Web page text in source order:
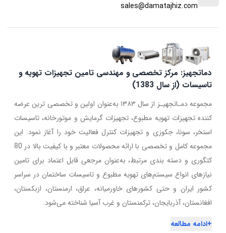
sales@damatajhiz.com
دماتجهیز: مرکز تخصصی و مهندسی تامین تجهیزات تهویه و
تاسیسات (از سال 1383)
مجموعه دمـاتجهیـز از سال ۱۳۸۳ به‌عنوان اولین و تخصصی ترین عرضه
کننده تجهیزات تهویه مطبوع، تجهیزات گرمایش و موتورخانه، تاسیسات
استخر، سونا، جکوزی و تجهیزات کنترل فعالیت خود را آغاز نمود. این
مجموعه کامل و تخصصی با ارائه محصولات معتبر و با کیفیت بالا در 80
کتگوری و دسته بندی مرتبط، به‌عنوان مرجعی قابل اعتماد برای تامین
نیازهای انواع سیستم‌های تهویه مطبوع و تاسیسات ساختمان در سراسر
کشور ایران و حتی کشورهای خاورمیانه، عراق، ارمنستان، ازبکستان،
افغانستان، آذربایجان، ترکمنستان و غرب آسیا شناخته می‌شود.
+ادامه مطالعه